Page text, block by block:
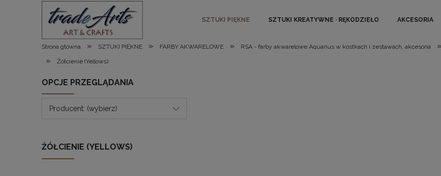
SZTUKI PIĘKNE SZTUKI KREATYWNE · RĘKODZIEŁO AKCESORIA
Strona główna » SZTUKI PIĘKNE » FARBY AKWARELOWE » RSA - farby akwarelowe Aquarius w kostkach i zestawach, akcesoria »
» Żółcienie (Yellows)
OPCJE PRZEGLĄDANIA
Producent: (wybierz)
ŻÓŁCIENIE (YELLOWS)